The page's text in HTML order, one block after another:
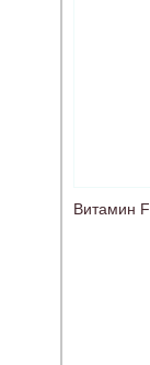
Витамин